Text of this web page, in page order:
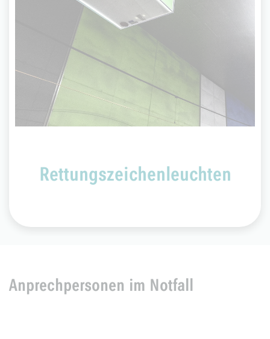
Rettungszeichenleuchten
Grün-weiß leuchtende Schilder mit Pfeil und Figur
zeigen den schnellsten Weg zum nächsten
Anprechpersonen im Notfall